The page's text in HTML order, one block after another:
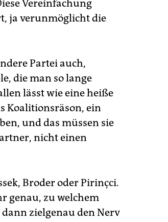
Vereinfachung
ja verunmöglicht die
Partei auch,
die man so lange
lässt wie eine heiße
Koalitionsräson, ein
und das müssen sie
nicht einen
Broder oder Pirinçci.
genau, zu welchem
zielgenau den Nerv